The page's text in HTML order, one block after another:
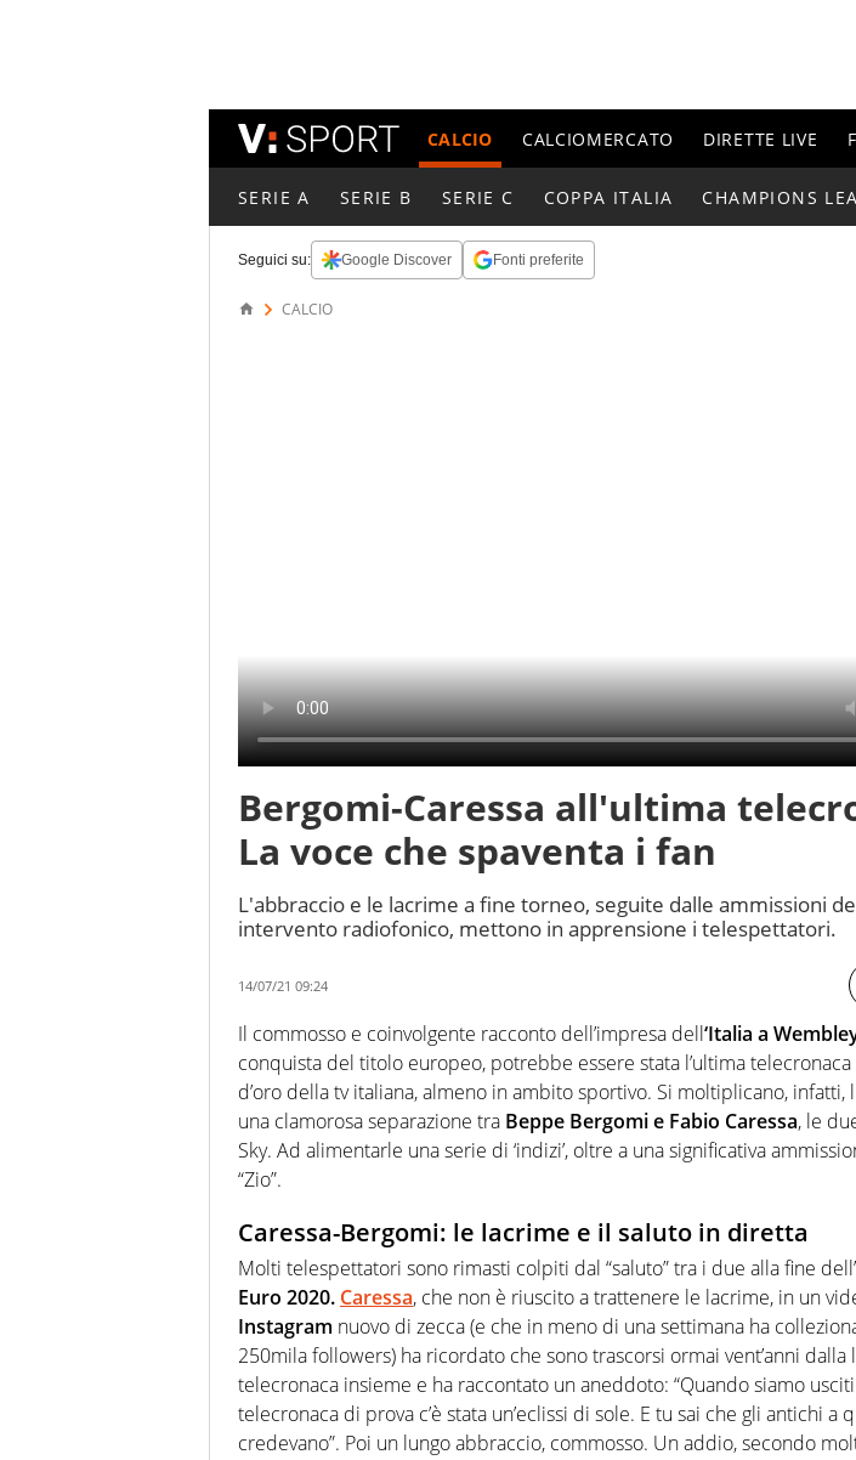
CALCIO CALCIOMERCATO DIRETTE LIVE
SERIE A SERIE B SERIE C COPPA ITALIA CHAMPIONS
Seguici su: Google Discover Fonti preferite
CALCIO
Bergomi-Caressa all'ultima
La voce che spaventa i fan
L'abbraccio e le lacrime a fine torneo, seguite dalle ammissioni
intervento radiofonico, mettono in apprensione i telespettatori.
14/07/21 09:24
Il commosso e coinvolgente racconto dell’impresa dell‘Italia a
conquista del titolo europeo, potrebbe essere stata l’ultima
d’oro della tv italiana, almeno in ambito sportivo. Si moltiplicano, infatti,
una clamorosa separazione tra Beppe Bergomi e Fabio Caressa, le
Sky. Ad alimentarle una serie di ‘indizi’, oltre a una significativa
“Zio”.
Caressa-Bergomi: le lacrime e il saluto in diretta
Molti telespettatori sono rimasti colpiti dal “saluto” tra i due alla fine
Euro 2020. Caressa, che non è riuscito a trattenere le lacrime, in un
Instagram nuovo di zecca (e che in meno di una settimana ha
250mila followers) ha ricordato che sono trascorsi ormai vent’anni
telecronaca insieme e ha raccontato un aneddoto: “Quando siamo
telecronaca di prova c’è stata un’eclissi di sole. E tu sai che gli antichi a
credevano”. Poi un lungo abbraccio, commosso. Un addio, secondo